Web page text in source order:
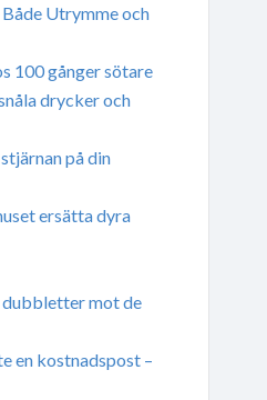
Utrymme och
100 gånger sötare
drycker och
på din
ersätta dyra
dubbletter mot de
en kostnadspost –